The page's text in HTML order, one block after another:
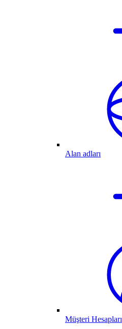
Alan adları
Müşteri Hesapları